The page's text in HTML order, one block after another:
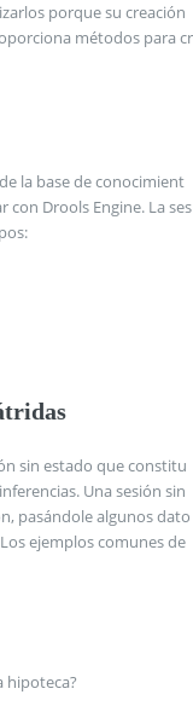
porque su creación
métodos para cr
la base de conocimient
con Drools Engine. La ses
sin estado que constitu
Una sesión sin
pasándole algunos dato
ejemplos comunes de
hipoteca?